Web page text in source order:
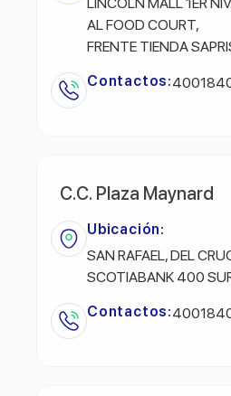
AL FOOD COURT,
FRENTE TIENDA
Contactos:
C.C. Plaza Maynard
Ubicación:
SAN RAFAEL, DEL
SCOTIABANK 400
Contactos: